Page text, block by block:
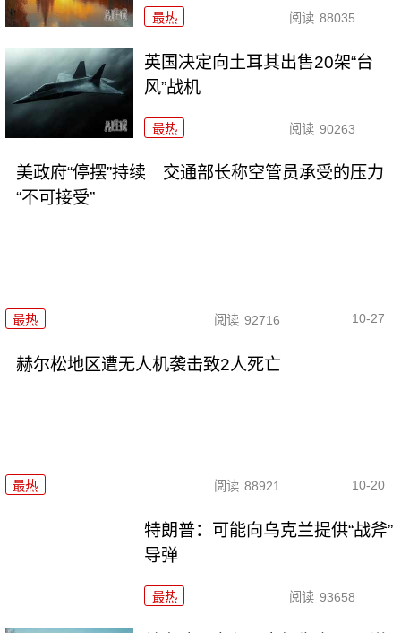
最热 阅读 88035
英国决定向土耳其出售20架“台
风”战机
最热 阅读 90263
美政府“停摆”持续 交通部长称空管员承受的压力
“不可接受”
最热 阅读 92716 10-27
赫尔松地区遭无人机袭击致2人死亡
最热 阅读 88921 10-20
特朗普：可能向乌克兰提供“战斧”
导弹
最热 阅读 93658